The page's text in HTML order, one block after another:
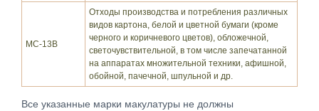
МС-13В
Отходы производства и потребления различных
видов картона, белой и цветной бумаги (кроме
черного и коричневого цветов), обложечной,
светочувствительной, в том числе запечатанной
на аппаратах множительной техники, афишной,
обойной, пачечной, шпульной и др.
Все указанные марки макулатуры не должны